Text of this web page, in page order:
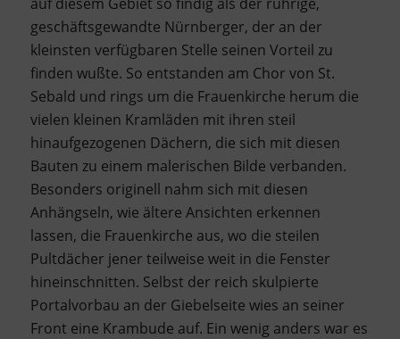
geschäftsgewandte Nürnberger, der an der
kleinsten verfügbaren Stelle seinen Vorteil zu
finden wußte. So entstanden am Chor von St.
Sebald und rings um die Frauenkirche herum die
vielen kleinen Kramläden mit ihren steil
hinaufgezogenen Dächern, die sich mit diesen
Bauten zu einem malerischen Bilde verbanden.
Besonders originell nahm sich mit diesen
Anhängseln, wie ältere Ansichten erkennen
lassen, die Frauenkirche aus, wo die steilen
Pultdächer jener teilweise weit in die Fenster
hineinschnitten. Selbst der reich skulpierte
Portalvorbau an der Giebelseite wies an seiner
Front eine Krambude auf. Ein wenig anders war es